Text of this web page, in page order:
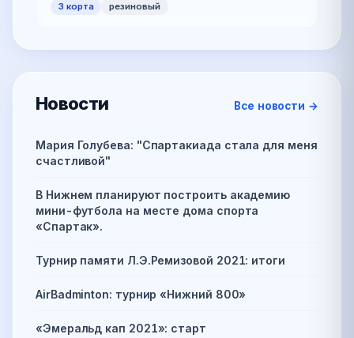
3 корта резиновый
Новости Все новости →
Мария Голубева: "Спартакиада стала для меня
счастливой"
В Нижнем планируют построить академию
мини-футбола на месте дома спорта
«Спартак».
Турнир памяти Л.Э.Ремизовой 2021: итоги
AirBadminton: турнир «Нижний 800»
«Эмеральд кап 2021»: старт